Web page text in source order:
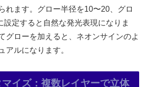
れます。グロー半径を10〜20、グロ
設定すると自然な発光表現になりま
グローを加えると、ネオンサインのよ
アルになります。
イズ：複数レイヤーで立体